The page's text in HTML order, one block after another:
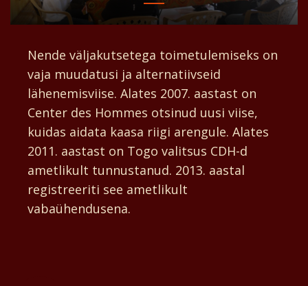
Nende väljakutsetega toimetulemiseks on
vaja muudatusi ja alternatiivseid
lähenemisviise. Alates 2007. aastast on
Center des Hommes otsinud uusi viise,
kuidas aidata kaasa riigi arengule. Alates
2011. aastast on Togo valitsus CDH-d
ametlikult tunnustanud. 2013. aastal
registreeriti see ametlikult
vabaühendusena.